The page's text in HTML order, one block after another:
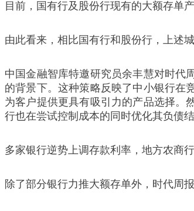
目前，国有行及股份行现有的大额存单
由此看来，相比国有行和股份行，上述
中国金融智库特邀研究员余丰慧对时代
的背景下。这种策略反映了中小银行在
为客户提供更具有吸引力的产品选择。
行也在尝试控制成本的同时优化其负债结
多家银行逆势上调存款利率，地方农商
除了部分银行力推大额存单外，时代周